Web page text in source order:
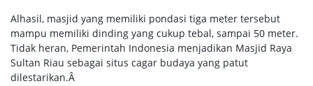
Alhasil, masjid yang memiliki pondasi tiga meter tersebut
mampu memiliki dinding yang cukup tebal, sampai 50 meter.
Tidak heran, Pemerintah Indonesia menjadikan Masjid Raya
Sultan Riau sebagai situs cagar budaya yang patut
dilestarikan.Â